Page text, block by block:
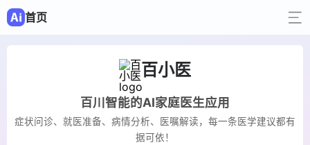
首页
百小医
百川智能的AI家庭医生应用
症状问诊、就医准备、病情分析、医嘱解读，每一条医学建议都有
据可依！